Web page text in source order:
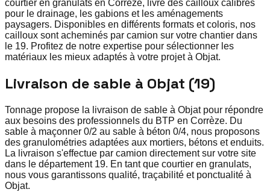
courtier en granulats en Corrèze, livre des cailloux calibrés
pour le drainage, les gabions et les aménagements
paysagers. Disponibles en différents formats et coloris, nos
cailloux sont acheminés par camion sur votre chantier dans
le 19. Profitez de notre expertise pour sélectionner les
matériaux les mieux adaptés à votre projet à Objat.
Livraison de sable à Objat (19)
Tonnage propose la livraison de sable à Objat pour répondre
aux besoins des professionnels du BTP en Corrèze. Du
sable à maçonner 0/2 au sable à béton 0/4, nous proposons
des granulométries adaptées aux mortiers, bétons et enduits.
La livraison s'effectue par camion directement sur votre site
dans le département 19. En tant que courtier en granulats,
nous vous garantissons qualité, traçabilité et ponctualité à
Objat.